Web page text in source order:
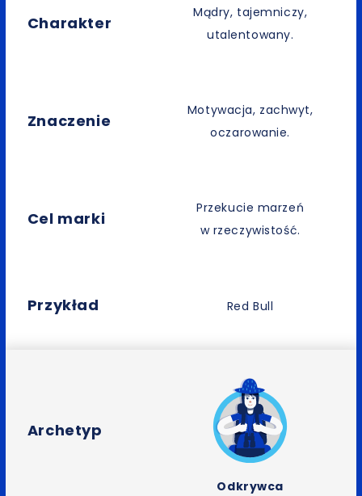
Charakter
Mądry, tajemniczy,
utalentowany.
Znaczenie
Motywacja, zachwyt,
oczarowanie.
Cel marki
Przekucie marzeń
w rzeczywistość.
Przykład Red Bull
Archetyp
Odkrywca